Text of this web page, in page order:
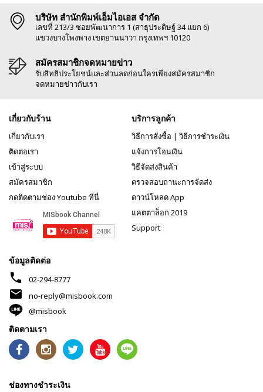
บริษัท สำนักพิมพ์เอ็มไอเอส จำกัด
เลขที่ 213/3 ซอยพัฒนาการ 1 (สาธุประดิษฐ์ 34 แยก 6)
แขวงบางโพงพาง เขตยานนาวา กรุงเทพฯ 10120
สมัครสมาชิกจดหมายข่าว
รับสิทธิประโยชน์และส่วนลดก่อนใครเพียงสมัครสมาชิก
จดหมายข่าวกับเรา
เกี่ยวกับร้าน
เกี่ยวกับเรา
ติดต่อเรา
เข้าสู่ระบบ
สมัครสมาชิก
กดติดตามช่อง Youtube ที่นี่
บริการลูกค้า
วิธีการสั่งซื้อ | วิธีการชำระเงิน
แจ้งการโอนเงิน
วิธีจัดส่งสินค้า
ตรวจสอบถานะการจัดส่ง
ดาวน์โหลด App
แคตตาล็อก 2019
Support
ข้อมูลติดต่อ
phone 02-294-8777
mail
no-reply@misbook.com
@misbook
ติดตามเรา
ช่องทางชำระเงิน